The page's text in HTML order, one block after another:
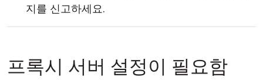
지를 신고하세요.
프록시 서버 설정이 필요함